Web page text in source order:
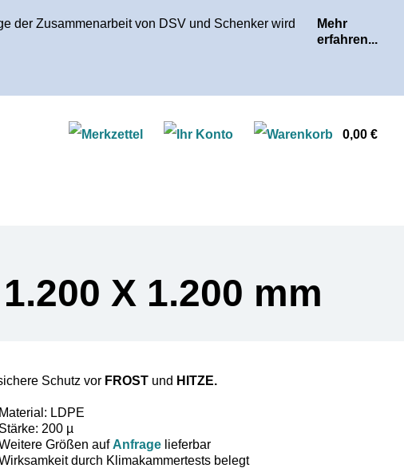
der Zusammenarbeit von DSV und Schenker wird
Mehr
erfahren...
0,00 €
X 1.200 mm
Schutz vor FROST und HITZE.
Material: LDPE
Stärke: 200 µ
Größen auf Anfrage lieferbar
durch Klimakammertests belegt